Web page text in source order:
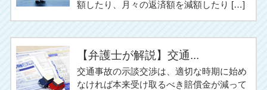
額したり、月々の返済額を減額したり […]
【弁護士が解説】交通...
交通事故の示談交渉は、適切な時期に始め
なければ本来受け取るべき賠償金が減って